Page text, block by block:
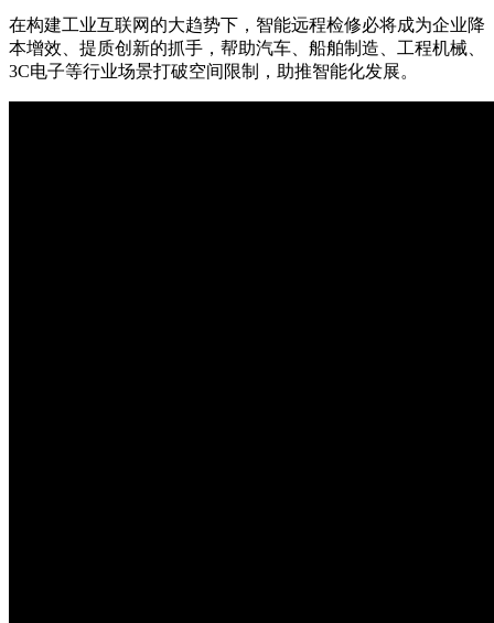
在构建工业互联网的大趋势下，智能远程检修必将成为企业降
本增效、提质创新的抓手，帮助汽车、船舶制造、工程机械、
3C电子等行业场景打破空间限制，助推智能化发展。